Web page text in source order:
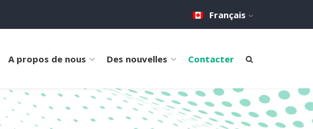
Français
A propos de nous Des nouvelles Contacter